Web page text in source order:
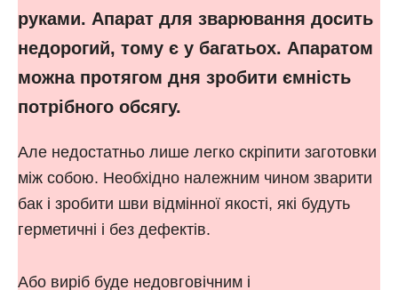
руками. Апарат для зварювання досить
недорогий, тому є у багатьох. Апаратом
можна протягом дня зробити ємність
потрібного обсягу.
Але недостатньо лише легко скріпити заготовки
між собою. Необхідно належним чином зварити
бак і зробити шви відмінної якості, які будуть
герметичні і без дефектів.
Або виріб буде недовговічним і